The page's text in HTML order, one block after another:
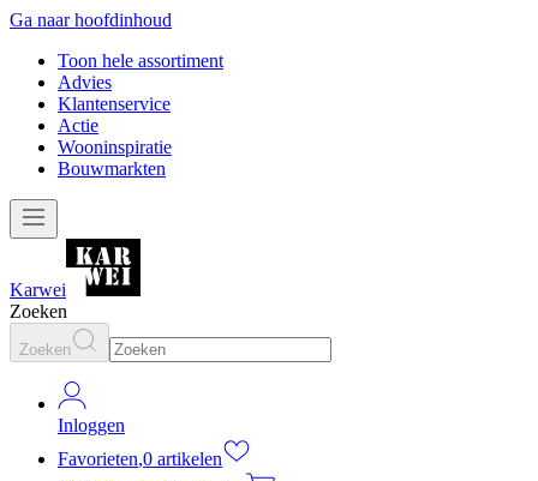
Ga naar hoofdinhoud
Toon hele assortiment
Advies
Klantenservice
Actie
Wooninspiratie
Bouwmarkten
Karwei
Zoeken
Zoeken
Inloggen
Favorieten,0 artikelen